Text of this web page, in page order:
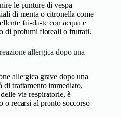
le punture di vespa
di menta o citronella come
fai-da-te con acqua e
di profumi floreali o fruttati.
allergica dopo una
allergica grave dopo una
di trattamento immediato,
vie respiratorie, è
o recarsi al pronto soccorso